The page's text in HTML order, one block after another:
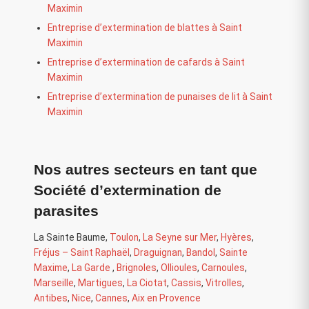
Maximin
Entreprise d’extermination de blattes à Saint
Maximin
Entreprise d’extermination de cafards à Saint
Maximin
Entreprise d’extermination de punaises de lit à Saint
Maximin
Nos autres secteurs en tant que
Société d’extermination de
parasites
La Sainte Baume, Toulon, La Seyne sur Mer, Hyères,
Fréjus – Saint Raphaël , Draguignan, Bandol , Sainte
Maxime, La Garde , Brignoles, Ollioules, Carnoules,
Marseille, Martigues, La Ciotat, Cassis, Vitrolles,
Antibes, Nice, Cannes, Aix en Provence